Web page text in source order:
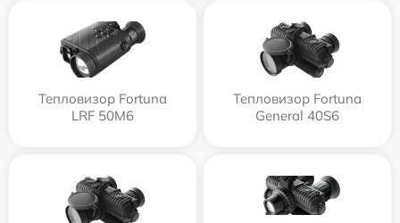
Тепловизор Fortuna
LRF 50M6
Тепловизор Fortuna
General 40S6